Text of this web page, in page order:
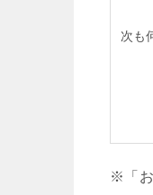
次も
※「お